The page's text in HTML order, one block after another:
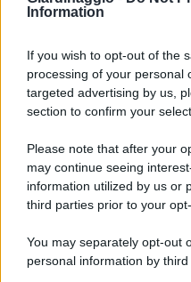
Information
If you wish to opt-out of the
processing of your personal
targeted advertising by us,
section to confirm your
Please note that after your
may continue seeing
information utilized by us or
third parties prior to your
You may separately opt-out
personal information by